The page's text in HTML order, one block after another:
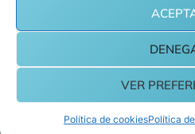
VER
Política de cookiesPolítica
Copyright © 2026 alquilereshabitaciones
derechos
Política de